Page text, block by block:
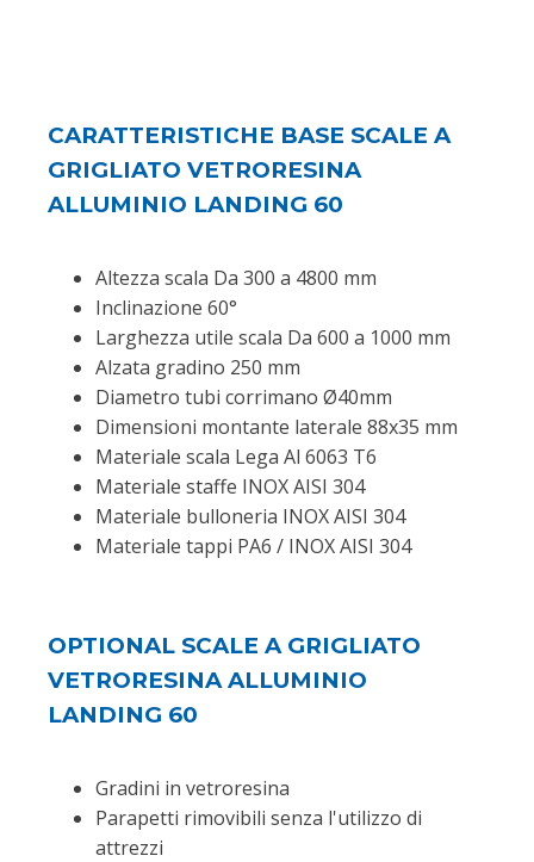
CARATTERISTICHE BASE SCALE A
GRIGLIATO VETRORESINA
ALLUMINIO LANDING 60
Altezza scala Da 300 a 4800 mm
Inclinazione 60°
Larghezza utile scala Da 600 a 1000 mm
Alzata gradino 250 mm
Diametro tubi corrimano Ø40mm
Dimensioni montante laterale 88x35 mm
Materiale scala Lega Al 6063 T6
Materiale staffe INOX AISI 304
Materiale bulloneria INOX AISI 304
Materiale tappi PA6 / INOX AISI 304
OPTIONAL SCALE A GRIGLIATO
VETRORESINA ALLUMINIO
LANDING 60
Gradini in vetroresina
Parapetti rimovibili senza l'utilizzo di
attrezzi